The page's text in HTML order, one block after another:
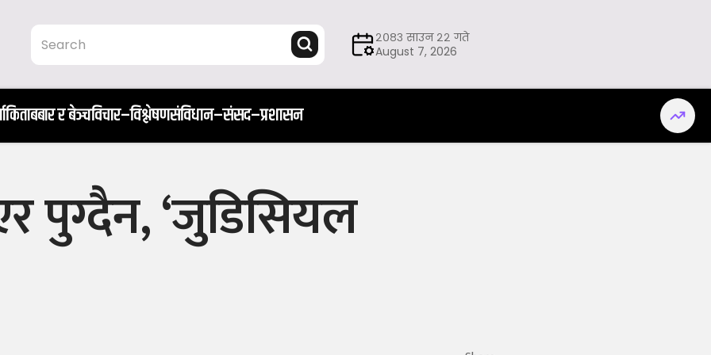
२०८३ साउन २२ गते
August 7, 2026
किताबबार र बेञ्चविचार–विश्लेषणसंविधान–संसद–प्रशासन
पुग्दैन, ‘जुडिसियल